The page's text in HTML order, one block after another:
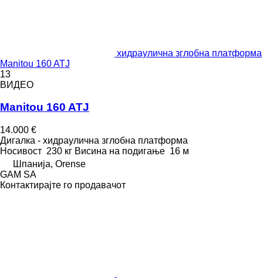
хидраулична зглобна платформа
Manitou 160 ATJ
13
ВИДЕО
Manitou 160 ATJ
14.000 €
Дигалка - хидраулична зглобна платформа
Носивост 230 кг Висина на подигање 16 м
Шпанија, Orense
GAM SA
Контактирајте го продавачот